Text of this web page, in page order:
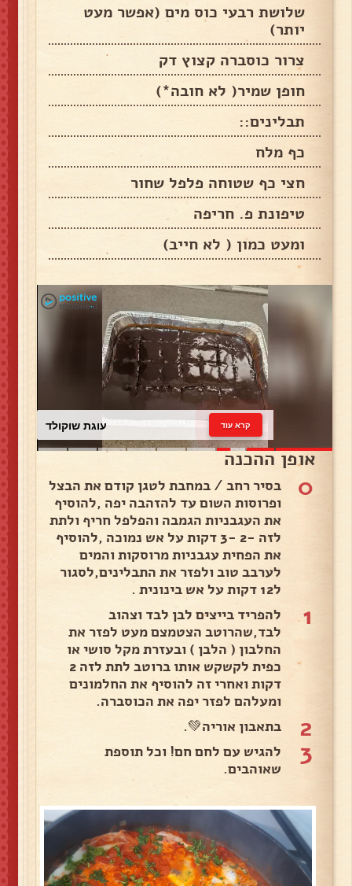
שלושת רבעי כוס מים (אפשר מעט
יותר)
צרור כוסברה קצוץ דק
חופן שמיר( לא חובה*)
תבלינים::
כף מלח
חצי כף שטוחה פלפל שחור
טיפונת פ. חריפה
ומעט כמון ( לא חייב)
עוגת שוקולד קרא עוד
אופן ההכנה
0
בסיר רחב / במחבת לטגן קודם את הבצל
ופרוסות השום עד להזהבה יפה ,להוסיף
את העגבניות הגמבה והפלפל חריף ולתת
לזה -2 -3 דקות על אש נמוכה ,להוסיף
את הפחית עגבניות מרוסקות והמים
לערבב טוב ולפזר את התבלינים,לסגור
ל12 דקות על אש בינונית .
1
להפריד בייצים לבן לבד וצהוב
לבד,שהרוטב הצטמצם מעט לפזר את
החלבון ( הלבן ) ובעזרת מקל סושי או
כפית לקשקש אותו ברוטב לתת לזה 2
דקות ואחרי זה להוסיף את החלמונים
ומעלהם לפזר יפה את הכוסברה.
2 בתאבון אוריה💚.
3
להגיש עם לחם חם! וכל תוספת
שאוהבים.